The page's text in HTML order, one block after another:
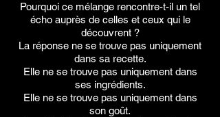
Pourquoi ce mélange rencontre-t-il un tel
écho auprès de celles et ceux qui le
découvrent ?
La réponse ne se trouve pas uniquement
dans sa recette.
Elle ne se trouve pas uniquement dans
ses ingrédients.
Elle ne se trouve pas uniquement dans
son goût.